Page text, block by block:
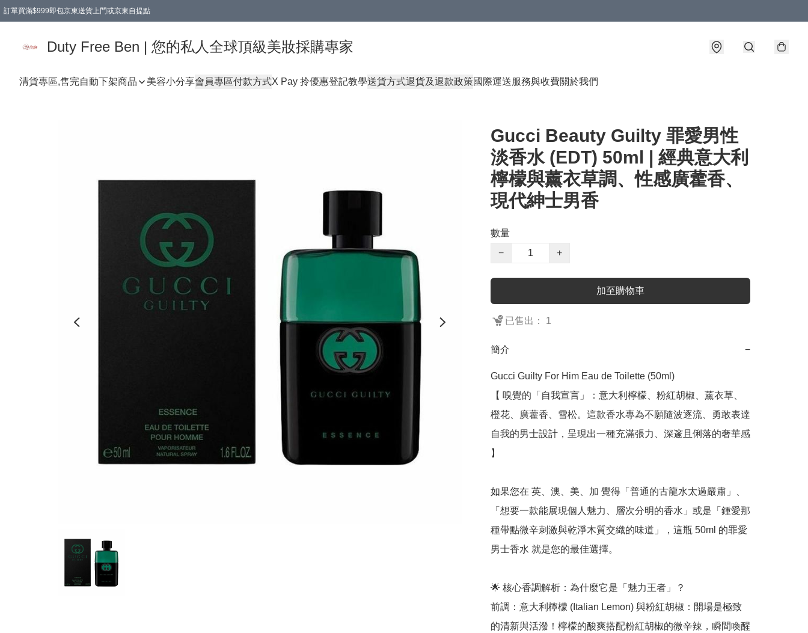
訂單買滿$999即包京東送貨上門或京東自提點
Duty Free Ben | 您的私人全球頂級美妝採購專家
清貨專區,售完自動下架商品 美容小分享會員專區付款方式X Pay 拎優惠登記教學送貨方式退貨及退款政策國際運送服務與收費關於我們
Gucci Beauty Guilty 罪愛男性
淡香水 (EDT) 50ml | 經典意大利
檸檬與薰衣草調、性感廣藿香、
現代紳士男香
數量
−
+
加至購物車
已售出： 1
簡介 −
Gucci Guilty For Him Eau de Toilette (50ml)
【 嗅覺的「自我宣言」：意大利檸檬、粉紅胡椒、薰衣草、
橙花、廣藿香、雪松。這款香水專為不願隨波逐流、勇敢表達
自我的男士設計，呈現出一種充滿張力、深邃且俐落的奢華感
】
如果您在 英、澳、美、加 覺得「普通的古龍水太過嚴肅」、
「想要一款能展現個人魅力、層次分明的香水」或是「鍾愛那
種帶點微辛刺激與乾淨木質交織的味道」，這瓶 50ml 的罪愛
男士香水 就是您的最佳選擇。
🌟 核心香調解析：為什麼它是「魅力王者」？
前調：意大利檸檬 (Italian Lemon) 與粉紅胡椒：開場是極致
的清新與活潑！檸檬的酸爽搭配粉紅胡椒的微辛辣，瞬間喚醒